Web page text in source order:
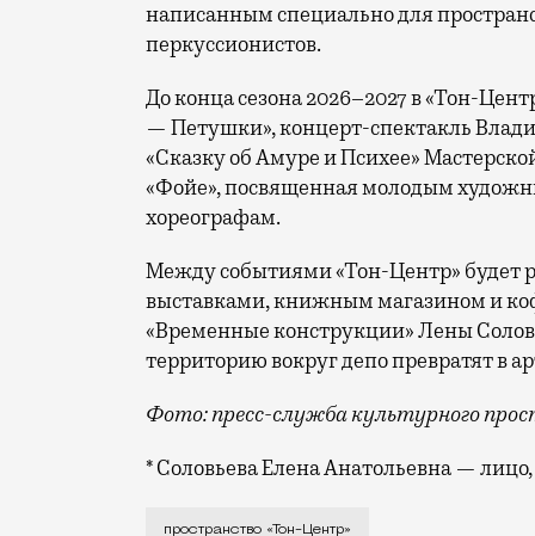
написанным специально для
перкуссионистов.
До конца сезона 2026–2027 в «Тон-
— Петушки», концерт-спектакль
«Сказку об Амуре и Психее»
«Фойе», посвященная молодым
хореографам.
Между событиями «Тон-Центр» будет
выставками, книжным магазином и
«Временные конструкции» Лены
территорию вокруг депо превратят в
Фото: пресс-служба культурного
* Соловьева Елена Анатольевна —
пространство «Тон-Центр»